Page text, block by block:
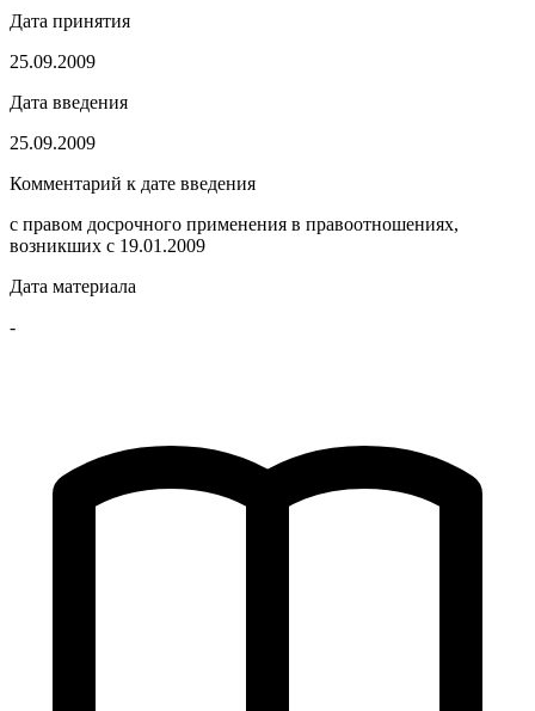
Дата принятия
25.09.2009
Дата введения
25.09.2009
Комментарий к дате введения
с правом досрочного применения в правоотношениях,
возникших с 19.01.2009
Дата материала
-